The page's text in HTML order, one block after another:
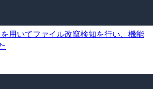
用いてファイル改竄検知を行い、機能